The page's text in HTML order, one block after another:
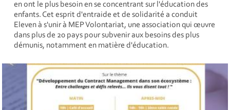
en ont le plus besoin en se concentrant sur l'éducation des
enfants. Cet esprit d'entraide et de solidarité a conduit
Eleven à s'unir à MEP Volontariat, une association qui œuvre
dans plus de 20 pays pour subvenir aux besoins des plus
démunis, notamment en matière d'éducation.